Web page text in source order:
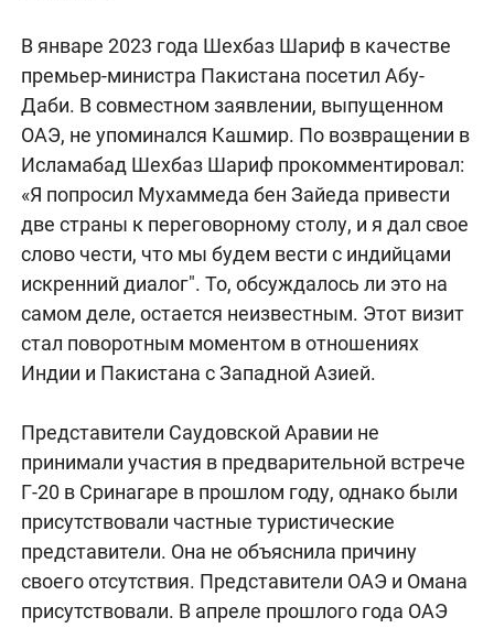
В январе 2023 года Шехбаз Шариф в качестве
премьер-министра Пакистана посетил Абу-
Даби. В совместном заявлении, выпущенном
ОАЭ, не упоминался Кашмир. По возвращении в
Исламабад Шехбаз Шариф прокомментировал:
«Я попросил Мухаммеда бен Зайеда привести
две страны к переговорному столу, и я дал свое
слово чести, что мы будем вести с индийцами
искренний диалог". То, обсуждалось ли это на
самом деле, остается неизвестным. Этот визит
стал поворотным моментом в отношениях
Индии и Пакистана с Западной Азией.
Представители Саудовской Аравии не
принимали участия в предварительной встрече
Г-20 в Сринагаре в прошлом году, однако были
присутствовали частные туристические
представители. Она не объяснила причину
своего отсутствия. Представители ОАЭ и Омана
присутствовали. В апреле прошлого года ОАЭ